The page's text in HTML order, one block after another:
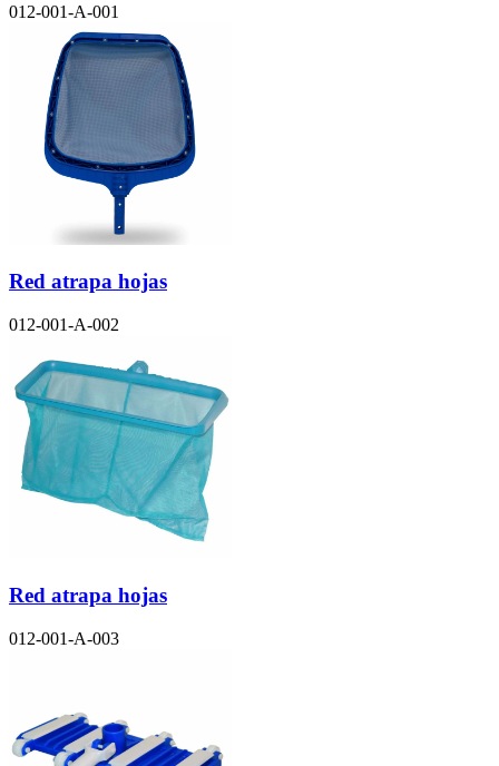
012-001-A-001
Red atrapa hojas
012-001-A-002
Red atrapa hojas
012-001-A-003